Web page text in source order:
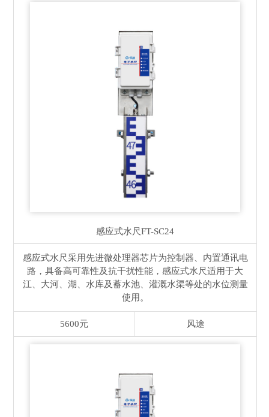
感应式水尺FT-SC24
感应式水尺采用先进微处理器芯片为控制器、内置通讯电
路，具备高可靠性及抗干扰性能，感应式水尺适用于大
江、大河、湖、水库及蓄水池、灌溉水渠等处的水位测量
使用。
5600元 风途